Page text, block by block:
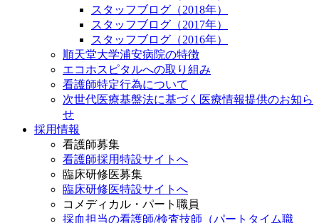
スタッフブログ（2018年）
スタッフブログ（2017年）
スタッフブログ（2016年）
順天堂大学浦安病院の特徴
エコホスピタルへの取り組み
看護師特定行為について
次世代医療基盤法に基づく医療情報提供のお知ら
せ
採用情報
看護師募集
看護師採用特設サイトへ
臨床研修医募集
臨床研修医特設サイトへ
コメディカル・パート職員
採血担当の看護師/検査技師（パートタイム職